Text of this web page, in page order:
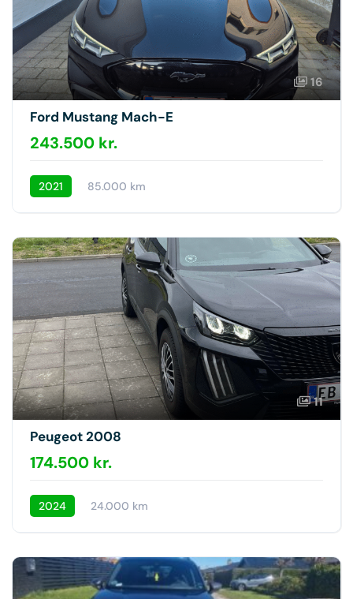
16
Ford Mustang Mach-E
243.500 kr.
2021 85.000 km
11
Peugeot 2008
174.500 kr.
2024 24.000 km